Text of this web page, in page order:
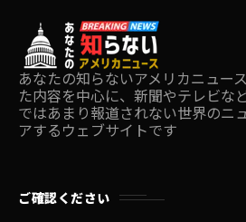
あなたの知らないアメリカニュー
た内容を中心に、新聞やテレビな
ではあまり報道されない世界のニ
アするウェブサイトです
ご確認ください